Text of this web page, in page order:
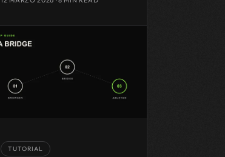
TUTORIAL